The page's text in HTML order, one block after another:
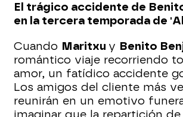
El trágico accidente de
en la tercera temporada de
Cuando Maritxu y Benito
romántico viaje recorriendo
amor, un fatídico accidente
Los amigos del cliente más
reunirán en un emotivo